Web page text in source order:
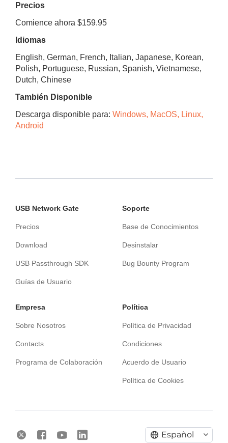
Precios
Comience ahora $159.95
Idiomas
English, German, French, Italian, Japanese, Korean,
Polish, Portuguese, Russian, Spanish, Vietnamese,
Dutch, Chinese
También Disponible
Descarga disponible para: Windows, MacOS, Linux,
Android
USB Network Gate
Precios
Download
USB Passthrough SDK
Guías de Usuario
Soporte
Base de Conocimientos
Desinstalar
Bug Bounty Program
Empresa
Sobre Nosotros
Contacts
Programa de Colaboración
Política
Política de Privacidad
Condiciones
Acuerdo de Usuario
Política de Cookies
Español